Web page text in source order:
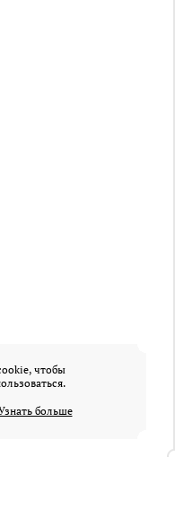
чтобы
больше